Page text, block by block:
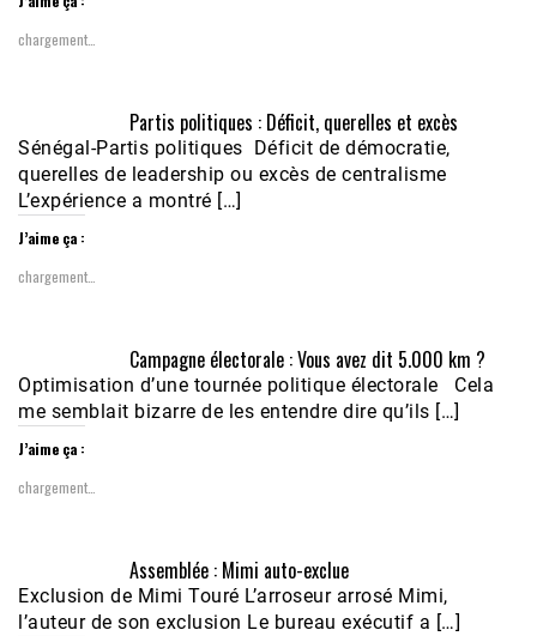
chargement…
Partis politiques : Déficit, querelles et excès
Sénégal-Partis politiques Déficit de démocratie,
querelles de leadership ou excès de centralisme
L’expérience a montré […]
J’aime ça :
chargement…
Campagne électorale : Vous avez dit 5.000 km ?
Optimisation d’une tournée politique électorale Cela
me semblait bizarre de les entendre dire qu’ils […]
J’aime ça :
chargement…
Assemblée : Mimi auto-exclue
Exclusion de Mimi Touré L’arroseur arrosé Mimi,
l’auteur de son exclusion Le bureau exécutif a […]